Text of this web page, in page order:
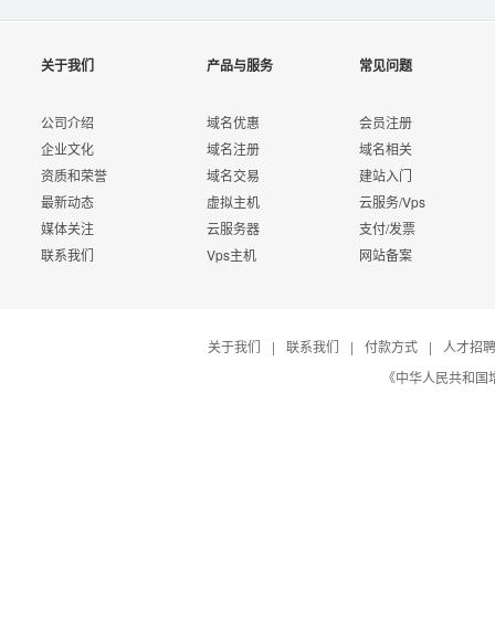
关于我们
公司介绍
企业文化
资质和荣誉
最新动态
媒体关注
联系我们
产品与服务
域名优惠
域名注册
域名交易
虚拟主机
云服务器
Vps主机
常见问题
会员注册
域名相关
建站入门
云服务/Vps
支付/发票
网站备案
关于我们 | 联系我们 | 付款方式 |
人才招聘
《中华人民共和